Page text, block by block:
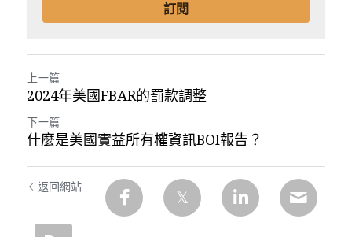
訂閱
上一篇
2024年美國FBAR的罰款調整
下一篇
什麼是美國實益所有權資訊BOI報告？
返回網站